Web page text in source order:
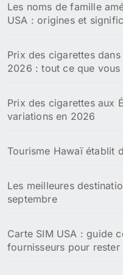
Les noms de famille
USA : origines et
Prix des cigarettes
2026 : tout ce que
Prix des cigarettes aux
variations en 2026
Tourisme Hawaï établit
Les meilleures
septembre
Carte SIM USA : guide
fournisseurs pour rester